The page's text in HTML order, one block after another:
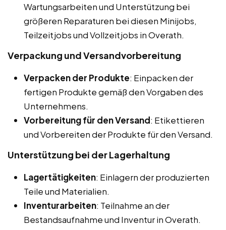
Wartungsarbeiten und Unterstützung bei
größeren Reparaturen bei diesen Minijobs,
Teilzeitjobs und Vollzeitjobs in Overath.
Verpackung und Versandvorbereitung
Verpacken der Produkte: Einpacken der
fertigen Produkte gemäß den Vorgaben des
Unternehmens.
Vorbereitung für den Versand: Etikettieren
und Vorbereiten der Produkte für den Versand.
Unterstützung bei der Lagerhaltung
Lagertätigkeiten: Einlagern der produzierten
Teile und Materialien.
Inventurarbeiten: Teilnahme an der
Bestandsaufnahme und Inventur in Overath.